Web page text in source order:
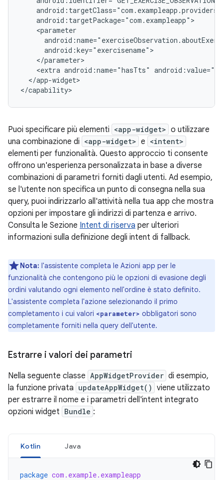
<extra android:name="hasTts"
</app-widget>
Puoi specificare più elementi <app-widget> o utilizzare
una combinazione di <app-widget> e <intent>
elementi per funzionalità. Questo approccio ti consente
offrono un'esperienza personalizzata in base a diverse
combinazioni di parametri forniti dagli utenti. Ad esempio,
se l'utente non specifica un punto di consegna nella sua
query, puoi indirizzarlo all'attività nella tua app che mostra
opzioni per impostare gli indirizzi di partenza e arrivo.
Consulta le Sezione Intent di riserva per ulteriori
informazioni sulla definizione degli intent di fallback.
Nota: l'assistente completa le Azioni app per le
funzionalità che contengono più le opzioni di evasione degli
ordini valutando ogni elemento nell'ordine è stato definito.
L'assistente completa l'azione selezionando il primo
completamento i cui valori <parameter> obbligatori sono
completamente forniti nella query dell'utente.
Estrarre i valori dei parametri
Nella seguente classe AppWidgetProvider di esempio,
la funzione privata updateAppWidget() viene utilizzato
per estrarre il nome e i parametri dell'intent integrato
opzioni widget Bundle :
Kotlin Java
package com.example.exampleapp